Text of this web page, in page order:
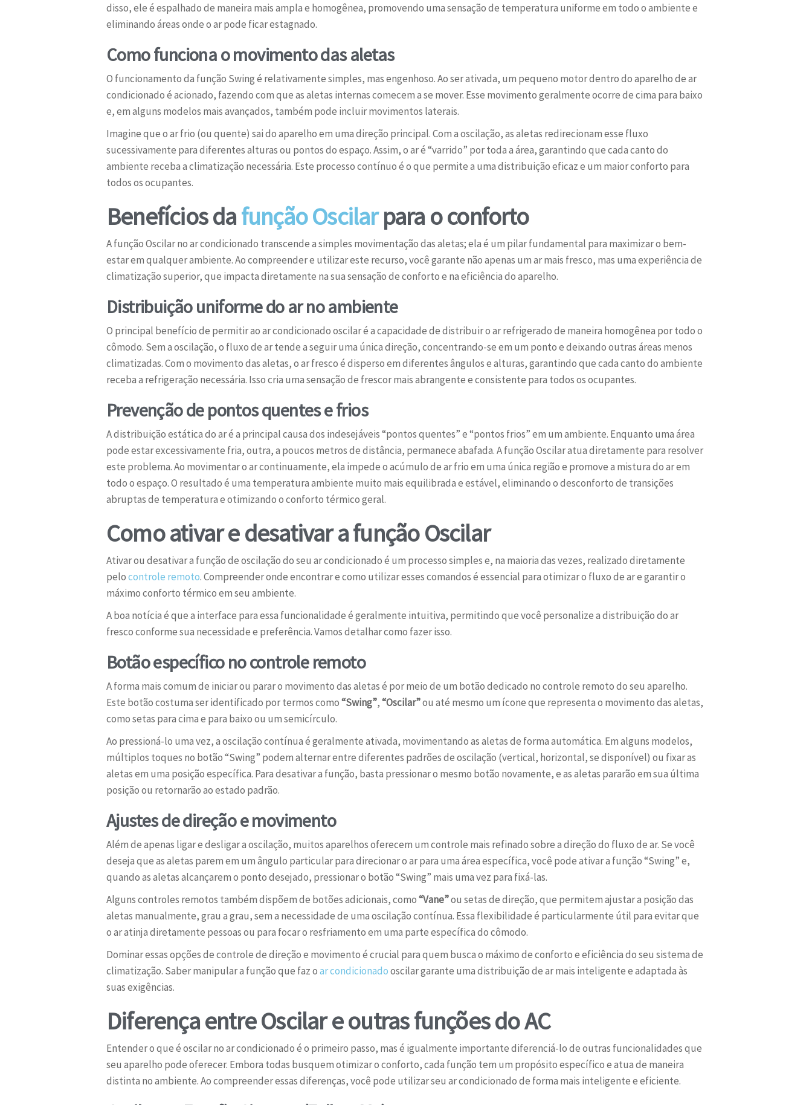
disso, ele é espalhado de maneira mais ampla e homogênea, promovendo uma sensação de temperatura uniforme em todo o ambiente e
eliminando áreas onde o ar pode ficar estagnado.
Como funciona o movimento das aletas
O funcionamento da função Swing é relativamente simples, mas engenhoso. Ao ser ativada, um pequeno motor dentro do aparelho de ar
condicionado é acionado, fazendo com que as aletas internas comecem a se mover. Esse movimento geralmente ocorre de cima para baixo
e, em alguns modelos mais avançados, também pode incluir movimentos laterais.
Imagine que o ar frio (ou quente) sai do aparelho em uma direção principal. Com a oscilação, as aletas redirecionam esse fluxo
sucessivamente para diferentes alturas ou pontos do espaço. Assim, o ar é “varrido” por toda a área, garantindo que cada canto do
ambiente receba a climatização necessária. Este processo contínuo é o que permite a uma distribuição eficaz e um maior conforto para
todos os ocupantes.
Benefícios dafunção Oscilarpara o conforto
A função Oscilar no ar condicionado transcende a simples movimentação das aletas; ela é um pilar fundamental para maximizar o bem-
estar em qualquer ambiente. Ao compreender e utilizar este recurso, você garante não apenas um ar mais fresco, mas uma experiência de
climatização superior, que impacta diretamente na sua sensação de conforto e na eficiência do aparelho.
Distribuição uniforme do ar no ambiente
O principal benefício de permitir ao ar condicionado oscilar é a capacidade de distribuir o ar refrigerado de maneira homogênea por todo o
cômodo. Sem a oscilação, o fluxo de ar tende a seguir uma única direção, concentrando-se em um ponto e deixando outras áreas menos
climatizadas. Com o movimento das aletas, o ar fresco é disperso em diferentes ângulos e alturas, garantindo que cada canto do ambiente
receba a refrigeração necessária. Isso cria uma sensação de frescor mais abrangente e consistente para todos os ocupantes.
Prevenção de pontos quentes e frios
A distribuição estática do ar é a principal causa dos indesejáveis “pontos quentes” e “pontos frios” em um ambiente. Enquanto uma área
pode estar excessivamente fria, outra, a poucos metros de distância, permanece abafada. A função Oscilar atua diretamente para resolver
este problema. Ao movimentar o ar continuamente, ela impede o acúmulo de ar frio em uma única região e promove a mistura do ar em
todo o espaço. O resultado é uma temperatura ambiente muito mais equilibrada e estável, eliminando o desconforto de transições
abruptas de temperatura e otimizando o conforto térmico geral.
Como ativar e desativar a função Oscilar
Ativar ou desativar a função de oscilação do seu ar condicionado é um processo simples e, na maioria das vezes, realizado diretamente
pelocontrole remoto. Compreender onde encontrar e como utilizar esses comandos é essencial para otimizar o fluxo de ar e garantir o
máximo conforto térmico em seu ambiente.
A boa notícia é que a interface para essa funcionalidade é geralmente intuitiva, permitindo que você personalize a distribuição do ar
fresco conforme sua necessidade e preferência. Vamos detalhar como fazer isso.
Botão específico no controle remoto
A forma mais comum de iniciar ou parar o movimento das aletas é por meio de um botão dedicado no controle remoto do seu aparelho.
Este botão costuma ser identificado por termos como“Swing”,“Oscilar”ou até mesmo um ícone que representa o movimento das aletas,
como setas para cima e para baixo ou um semicírculo.
Ao pressioná-lo uma vez, a oscilação contínua é geralmente ativada, movimentando as aletas de forma automática. Em alguns modelos,
múltiplos toques no botão “Swing” podem alternar entre diferentes padrões de oscilação (vertical, horizontal, se disponível) ou fixar as
aletas em uma posição específica. Para desativar a função, basta pressionar o mesmo botão novamente, e as aletas pararão em sua última
posição ou retornarão ao estado padrão.
Ajustes de direção e movimento
Além de apenas ligar e desligar a oscilação, muitos aparelhos oferecem um controle mais refinado sobre a direção do fluxo de ar. Se você
deseja que as aletas parem em um ângulo particular para direcionar o ar para uma área específica, você pode ativar a função “Swing” e,
quando as aletas alcançarem o ponto desejado, pressionar o botão “Swing” mais uma vez para fixá-las.
Alguns controles remotos também dispõem de botões adicionais, como“Vane”ou setas de direção, que permitem ajustar a posição das
aletas manualmente, grau a grau, sem a necessidade de uma oscilação contínua. Essa flexibilidade é particularmente útil para evitar que
o ar atinja diretamente pessoas ou para focar o resfriamento em uma parte específica do cômodo.
Dominar essas opções de controle de direção e movimento é crucial para quem busca o máximo de conforto e eficiência do seu sistema de
climatização. Saber manipular a função que faz oar condicionadooscilar garante uma distribuição de ar mais inteligente e adaptada às
suas exigências.
Diferença entre Oscilar e outras funções do AC
Entender o que é oscilar no ar condicionado é o primeiro passo, mas é igualmente importante diferenciá-lo de outras funcionalidades que
seu aparelho pode oferecer. Embora todas busquem otimizar o conforto, cada função tem um propósito específico e atua de maneira
distinta no ambiente. Ao compreender essas diferenças, você pode utilizar seu ar condicionado de forma mais inteligente e eficiente.